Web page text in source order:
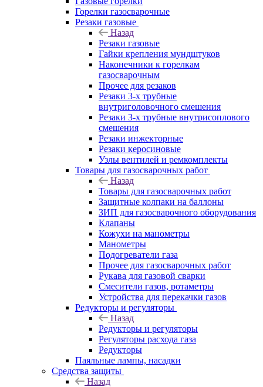
Горелки газосварочные
Резаки газовые
Назад
Резаки газовые
Гайки крепления мундштуков
Наконечники к горелкам
газосварочным
Прочее для резаков
Резаки 3-х трубные
внутриголовочного смешения
Резаки 3-х трубные внутрисоплового
смешения
Резаки инжекторные
Резаки керосиновые
Узлы вентилей и ремкомплекты
Товары для газосварочных работ
Назад
Товары для газосварочных работ
Защитные колпаки на баллоны
ЗИП для газосварочного оборудования
Клапаны
Кожухи на манометры
Манометры
Подогреватели газа
Прочее для газосварочных работ
Рукава для газовой сварки
Смесители газов, ротаметры
Устройства для перекачки газов
Редукторы и регуляторы
Назад
Редукторы и регуляторы
Регуляторы расхода газа
Редукторы
Паяльные лампы, насадки
Средства защиты
Назад